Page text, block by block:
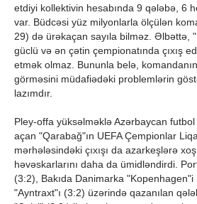
etdiyi kollektivin hesabında 9 qələbə, 6
var. Büdcəsi yüz milyonlarla ölçülən
29) də ürəkaçan sayıla bilməz. Əlbəttə,
güclü və ən çətin çempionatında çıxış
etmək olmaz. Bununla belə,
görməsini müdafiədəki problemlərin
lazımdır.
Pley-offa yüksəlməklə Azərbaycan
açan "Qarabağ"ın UEFA Çempionlar
mərhələsindəki çıxışı da azarkeşlərə
həvəskarlarını daha da ümidləndirdi.
(3:2), Bakıda Danimarka
"Ayntraxt"ı (3:2) üzərində qazanılan